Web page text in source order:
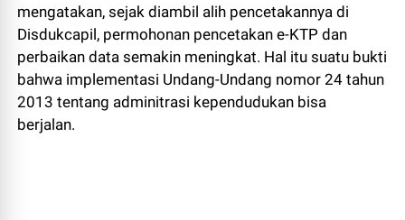
mengatakan, sejak diambil alih pencetakannya di
Disdukcapil, permohonan pencetakan e-KTP dan
perbaikan data semakin meningkat. Hal itu suatu bukti
bahwa implementasi Undang-Undang nomor 24 tahun
2013 tentang adminitrasi kependudukan bisa
berjalan.